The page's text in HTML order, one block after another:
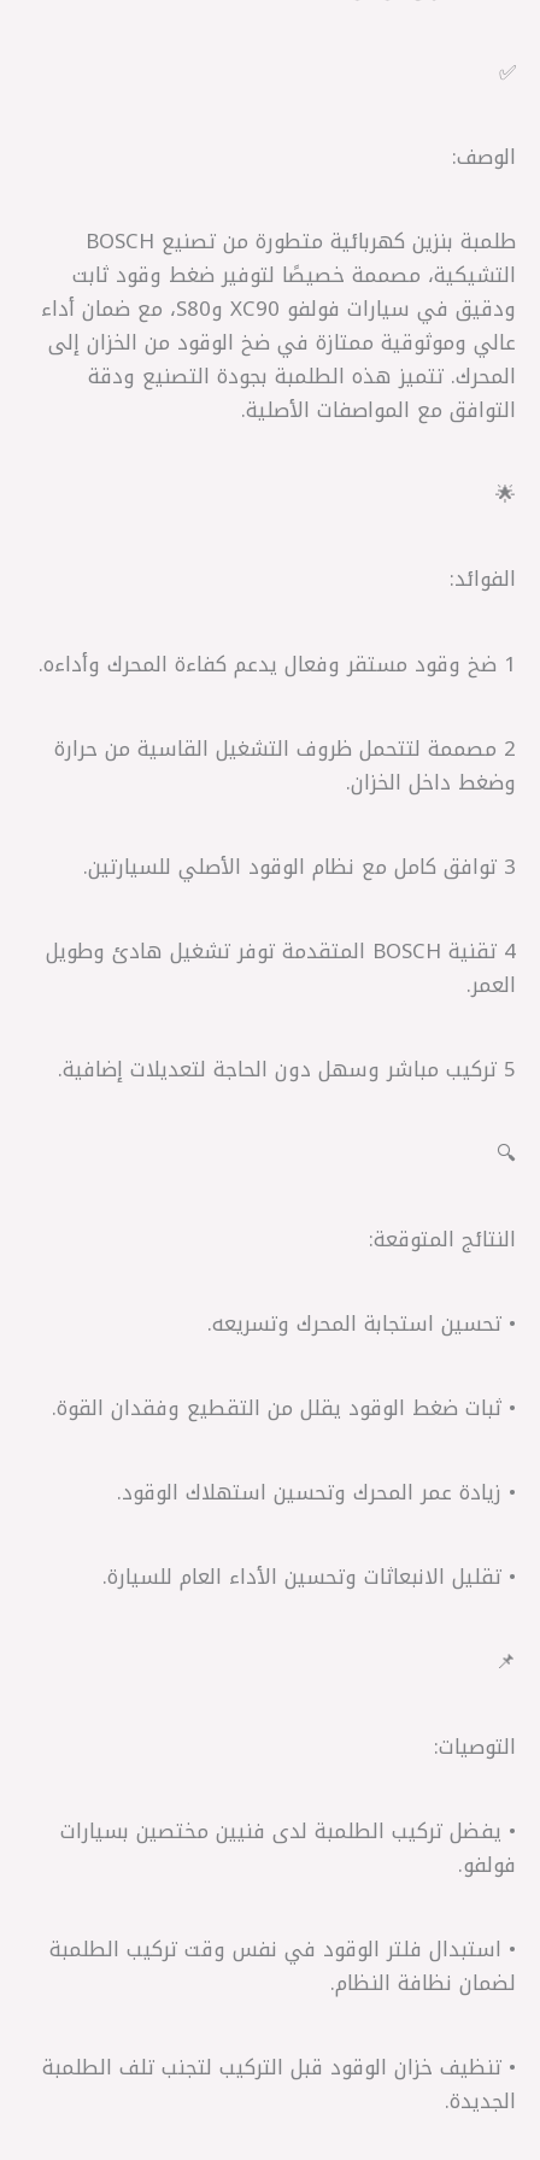
✅
الوصف:
طلمبة بنزين كهربائية متطورة من تصنيع BOSCH
التشيكية، مصممة خصيصًا لتوفير ضغط وقود ثابت
ودقيق في سيارات فولفو XC90 وS80، مع ضمان أداء
عالي وموثوقية ممتازة في ضخ الوقود من الخزان إلى
المحرك. تتميز هذه الطلمبة بجودة التصنيع ودقة
التوافق مع المواصفات الأصلية.
🌟
الفوائد:
1 ضخ وقود مستقر وفعال يدعم كفاءة المحرك وأداءه.
2 مصممة لتتحمل ظروف التشغيل القاسية من حرارة
وضغط داخل الخزان.
3 توافق كامل مع نظام الوقود الأصلي للسيارتين.
4 تقنية BOSCH المتقدمة توفر تشغيل هادئ وطويل
العمر.
5 تركيب مباشر وسهل دون الحاجة لتعديلات إضافية.
🔍
النتائج المتوقعة:
• تحسين استجابة المحرك وتسريعه.
• ثبات ضغط الوقود يقلل من التقطيع وفقدان القوة.
• زيادة عمر المحرك وتحسين استهلاك الوقود.
• تقليل الانبعاثات وتحسين الأداء العام للسيارة.
📌
التوصيات:
• يفضل تركيب الطلمبة لدى فنيين مختصين بسيارات
فولفو.
• استبدال فلتر الوقود في نفس وقت تركيب الطلمبة
لضمان نظافة النظام.
• تنظيف خزان الوقود قبل التركيب لتجنب تلف الطلمبة
الجديدة.